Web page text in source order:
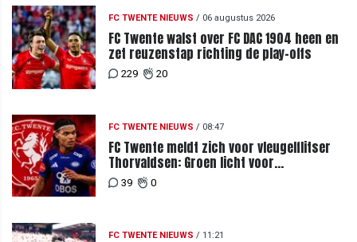
FC TWENTE NIEUWS / 06 augustus 2026
FC Twente walst over FC DAC 1904 heen en
zet reuzenstap richting de play-offs
229 20
FC TWENTE NIEUWS / 08:47
FC Twente meldt zich voor vleugelflitser
Thorvaldsen: Groen licht voor
miljoenenbod
39 0
FC TWENTE NIEUWS / 11:21